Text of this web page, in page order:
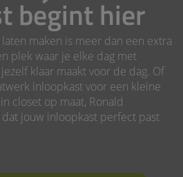
begint hier
maken is meer dan een extra
plek waar je elke dag met
klaar maakt voor de dag. Of
inloopkast voor een kleine
closet op maat, Ronald
jouw inloopkast perfect past